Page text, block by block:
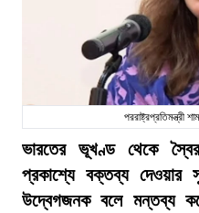
পররাষ্ট্রপ্রতিমন্ত্রী
ভারতের ভূখণ্ড থেকে
প্রকাশ্যে বক্তব্য দেওয়ার
উদ্বেগজনক বলে মন্তব্য